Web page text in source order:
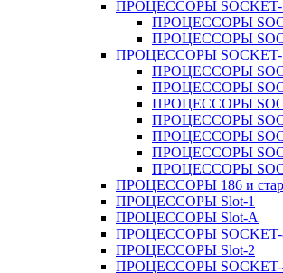
ПРОЦЕССОРЫ SOCKET-
ПРОЦЕССОРЫ
ПРОЦЕССОРЫ
ПРОЦЕССОРЫ SOCKET-
ПРОЦЕССОРЫ
ПРОЦЕССОРЫ
ПРОЦЕССОРЫ
ПРОЦЕССОРЫ
ПРОЦЕССОРЫ
ПРОЦЕССОРЫ
ПРОЦЕССОРЫ
ПРОЦЕССОРЫ 186 и
ПРОЦЕССОРЫ Slot-1
ПРОЦЕССОРЫ Slot-A
ПРОЦЕССОРЫ SOCKET-
ПРОЦЕССОРЫ Slot-2
ПРОЦЕССОРЫ SOCKET-